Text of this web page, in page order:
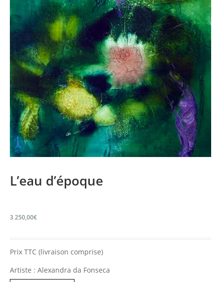
L’eau d’époque
3 250,00€
Prix TTC (livraison comprise)
Artiste : Alexandra da Fonseca